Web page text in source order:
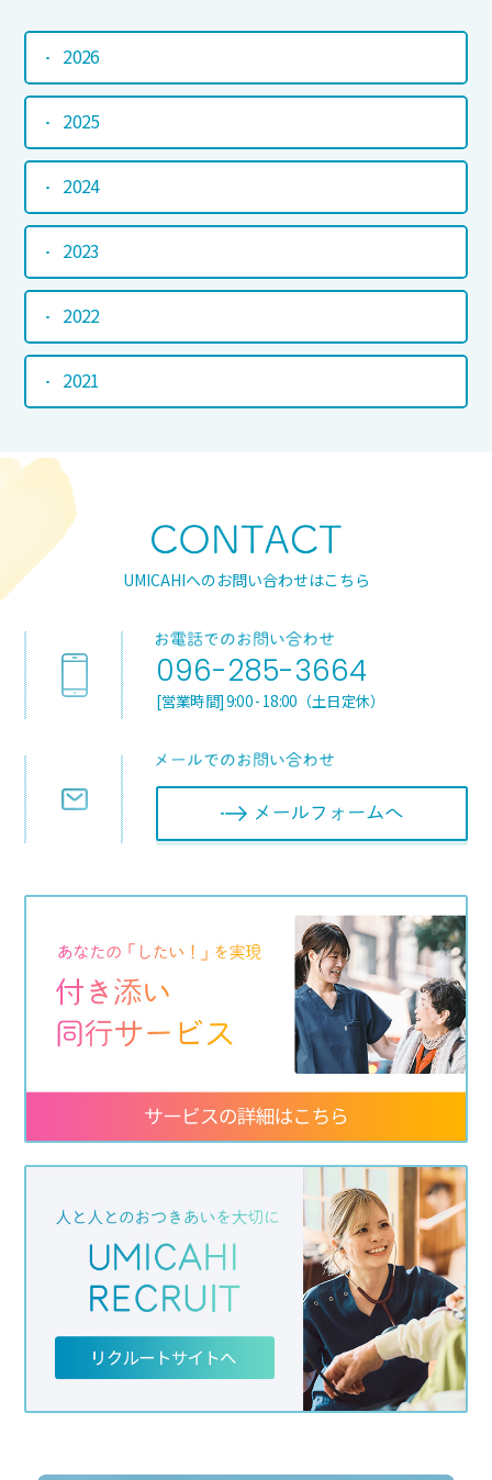
2026
2025
2024
2023
2022
2021
UMICAHIへのお問い合わせはこちら
096-285-3664
[営業時間] 9:00 - 18:00（土日定休）